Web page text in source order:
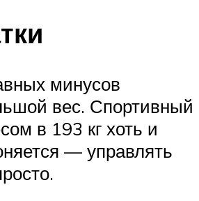
минусов
вес. Спортивный
в 193 кг хоть и
— управлять